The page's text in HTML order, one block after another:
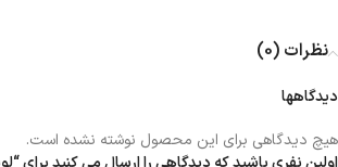
نظرات (0)
دیدگاهها
هیچ دیدگاهی برای این محصول نوشته نشده است.